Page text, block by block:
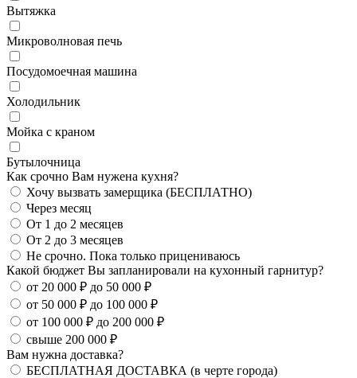
Вытяжка
Микроволновая печь
Посудомоечная машина
Холодильник
Мойка с краном
Бутылочница
Как срочно Вам нужена кухня?
Хочу вызвать замерщика (БЕСПЛАТНО)
Через месяц
От 1 до 2 месяцев
От 2 до 3 месяцев
Не срочно. Пока только прицениваюсь
Какой бюджет Вы запланировали на кухонный гарнитур?
от 20 000 ₽ до 50 000 ₽
от 50 000 ₽ до 100 000 ₽
от 100 000 ₽ до 200 000 ₽
свыше 200 000 ₽
Вам нужна доставка?
БЕСПЛАТНАЯ ДОСТАВКА (в черте города)